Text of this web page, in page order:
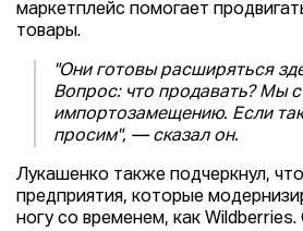
маркетплейс помогает
товары.
"Они готовы расширяться
Вопрос: что продавать? Мы
импортозамещению. Если
просим", — сказал он.
Лукашенко также подчеркнул,
предприятия, которые
ногу со временем, как